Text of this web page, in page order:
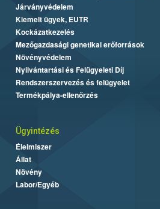
Járványvédelem
Kiemelt ügyek, EUTR
Kockázatkezelés
Mezőgazdasági genetikai erőforrások
Növényvédelem
Nyilvántartási és Felügyeleti Díj
Rendszerszervezés és felügyelet
Termékpálya-ellenőrzés
Ügyintézés
Élelmiszer
Állat
Növény
Labor/Egyéb